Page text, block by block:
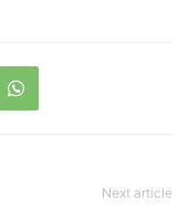
Next article